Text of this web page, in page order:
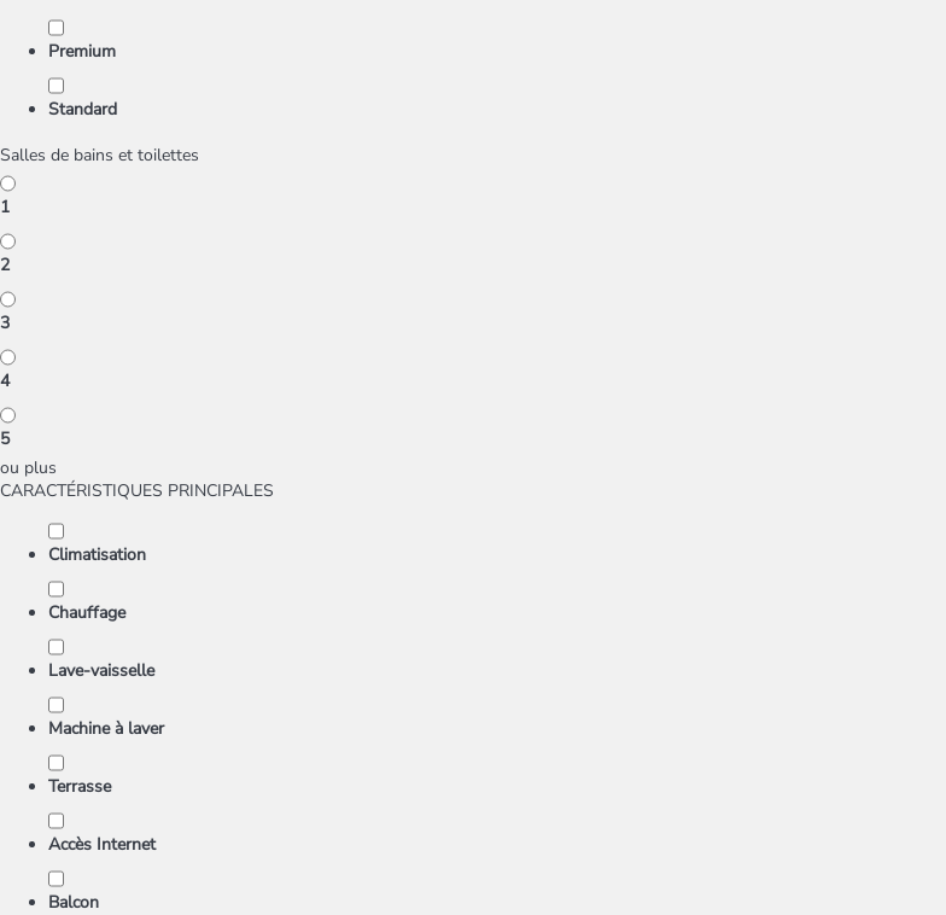
Premium
Standard
Salles de bains et toilettes
1
2
3
4
5
ou plus
CARACTÉRISTIQUES PRINCIPALES
Climatisation
Chauffage
Lave-vaisselle
Machine à laver
Terrasse
Accès Internet
Balcon